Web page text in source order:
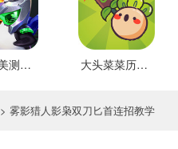
云顶棋美测服 最新版 大头菜菜历险记 好玩的
> 雾影猎人影枭双刀匕首连招教学